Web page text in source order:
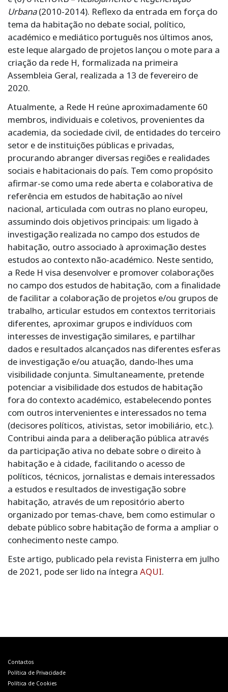
Urbana(2010-2014). Reflexo da entrada em força do
tema da habitação no debate social, político,
académico e mediático português nos últimos anos,
este leque alargado de projetos lançou o mote para a
criação da rede H, formalizada na primeira
Assembleia Geral, realizada a 13 de fevereiro de
2020.
Atualmente, a Rede H reúne aproximadamente 60
membros, individuais e coletivos, provenientes da
academia, da sociedade civil, de entidades do terceiro
setor e de instituições públicas e privadas,
procurando abranger diversas regiões e realidades
sociais e habitacionais do país. Tem como propósito
afirmar-se como uma rede aberta e colaborativa de
referência em estudos de habitação ao nível
nacional, articulada com outras no plano europeu,
assumindo dois objetivos principais: um ligado à
investigação realizada no campo dos estudos de
habitação, outro associado à aproximação destes
estudos ao contexto não-académico. Neste sentido,
a Rede H visa desenvolver e promover colaborações
no campo dos estudos de habitação, com a finalidade
de facilitar a colaboração de projetos e/ou grupos de
trabalho, articular estudos em contextos territoriais
diferentes, aproximar grupos e indivíduos com
interesses de investigação similares, e partilhar
dados e resultados alcançados nas diferentes esferas
de investigação e/ou atuação, dando-lhes uma
visibilidade conjunta. Simultaneamente, pretende
potenciar a visibilidade dos estudos de habitação
fora do contexto académico, estabelecendo pontes
com outros intervenientes e interessados no tema
(decisores políticos, ativistas, setor imobiliário, etc.).
Contribui ainda para a deliberação pública através
da participação ativa no debate sobre o direito à
habitação e à cidade, facilitando o acesso de
políticos, técnicos, jornalistas e demais interessados
a estudos e resultados de investigação sobre
habitação, através de um repositório aberto
organizado por temas-chave, bem como estimular o
debate público sobre habitação de forma a ampliar o
conhecimento neste campo.
Este artigo, publicado pela revista Finisterra em julho
de 2021, pode ser lido na íntegra AQUI.
artigos
Contactos
Política de Privacidade
Política de Cookies